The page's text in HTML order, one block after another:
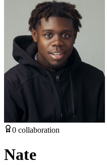
0 collaboration
Nate